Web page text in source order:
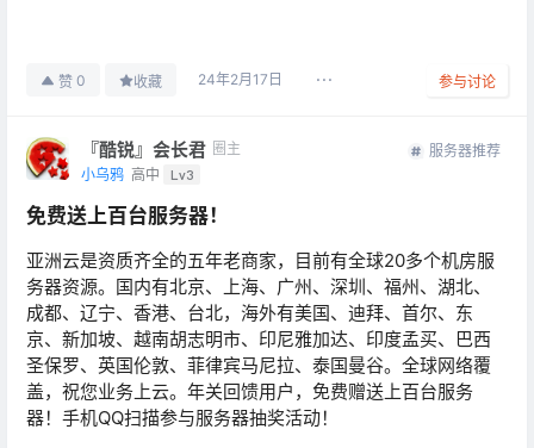
赞 0 收藏 24年2月17日 参与讨论
『酷锐』会长君 圈主
小乌鸦 高中 Lv3
服务器推荐
免费送上百台服务器！
亚洲云是资质齐全的五年老商家，目前有全球20多个机房服
务器资源。国内有北京、上海、广州、深圳、福州、湖北、
成都、辽宁、香港、台北，海外有美国、迪拜、首尔、东
京、新加坡、越南胡志明市、印尼雅加达、印度孟买、巴西
圣保罗、英国伦敦、菲律宾马尼拉、泰国曼谷。全球网络覆
盖，祝您业务上云。年关回馈用户，免费赠送上百台服务
器！手机QQ扫描参与服务器抽奖活动！